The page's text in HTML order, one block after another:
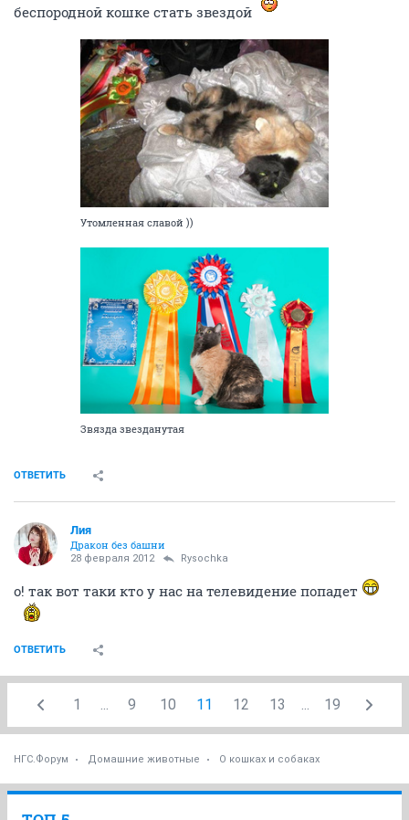
беспородной кошке стать звездой
Утомленная славой ))
Звязда звезданутая
ОТВЕТИТЬ
Лия
Дракон без башни
28 февраля 2012 Rysochka
о! так вот таки кто у нас на телевидение попадет
ОТВЕТИТЬ
1 9 10 11 12 13 19
НГС.Форум Домашние животные О кошках и собаках